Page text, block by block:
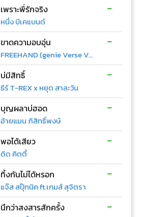
เพราะพี่รักจริง
หนึ่ง บีเคแบนด์
-
ขาดความอบอุ่น
FREEHAND (genie Verse Vol.1)
-
บ่มีสิทธิ์
ธีร์ T-REX x หยุด สาละวัน
-
บุญผลาบ่ฮอด
อ้ายแมน ภิสิทธิ์พงษ์
-
พอได้เสียว
ดิด คิตตี้
-
ทิ้งกันไม่ได้หรอก
แจ๊ส สปุ๊กนิค ft.เกมส์ สุจิตรา
-
นึกว่าสงสารสักครั้ง -